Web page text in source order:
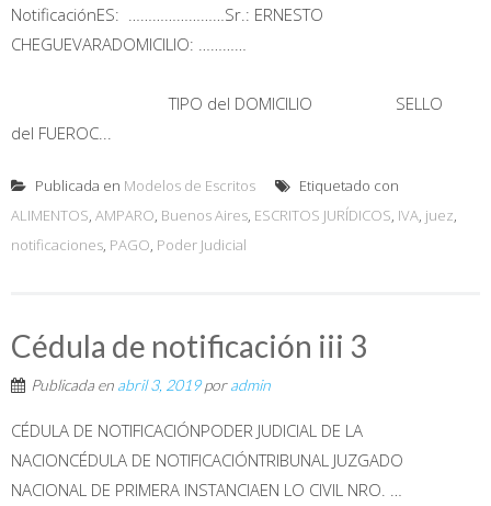
NotificaciónES: ……………………Sr.: ERNESTO
CHEGUEVARADOMICILIO: …………
TIPO del DOMICILIO SELLO
del FUEROC...
Publicada en Modelos de Escritos
Etiquetado con
ALIMENTOS, AMPARO, Buenos Aires, ESCRITOS JURÍDICOS, IVA, juez,
notificaciones, PAGO, Poder Judicial
Cédula de notificación iii 3
Publicada en abril 3, 2019poradmin
CÉDULA DE NOTIFICACIÓNPODER JUDICIAL DE LA
NACIONCÉDULA DE NOTIFICACIÓNTRIBUNAL JUZGADO
NACIONAL DE PRIMERA INSTANCIAEN LO CIVIL NRO. …